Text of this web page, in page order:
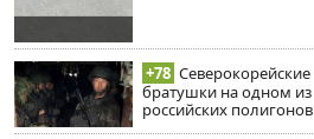
+78 Северокорейские
братушки на одном из
российских полигонов